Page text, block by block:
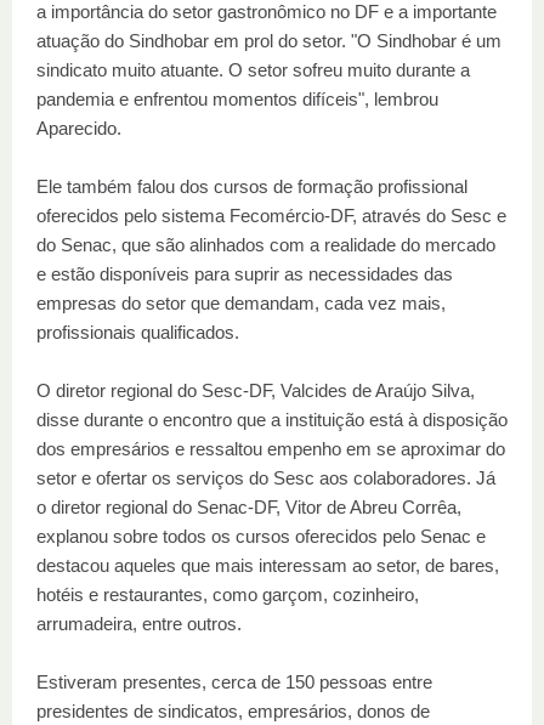
a importância do setor gastronômico no DF e a importante
atuação do Sindhobar em prol do setor. "O Sindhobar é um
sindicato muito atuante. O setor sofreu muito durante a
pandemia e enfrentou momentos difíceis", lembrou
Aparecido.
Ele também falou dos cursos de formação profissional
oferecidos pelo sistema Fecomércio-DF, através do Sesc e
do Senac, que são alinhados com a realidade do mercado
e estão disponíveis para suprir as necessidades das
empresas do setor que demandam, cada vez mais,
profissionais qualificados.
O diretor regional do Sesc-DF, Valcides de Araújo Silva,
disse durante o encontro que a instituição está à disposição
dos empresários e ressaltou empenho em se aproximar do
setor e ofertar os serviços do Sesc aos colaboradores. Já
o diretor regional do Senac-DF, Vitor de Abreu Corrêa,
explanou sobre todos os cursos oferecidos pelo Senac e
destacou aqueles que mais interessam ao setor, de bares,
hotéis e restaurantes, como garçom, cozinheiro,
arrumadeira, entre outros.
Estiveram presentes, cerca de 150 pessoas entre
presidentes de sindicatos, empresários, donos de